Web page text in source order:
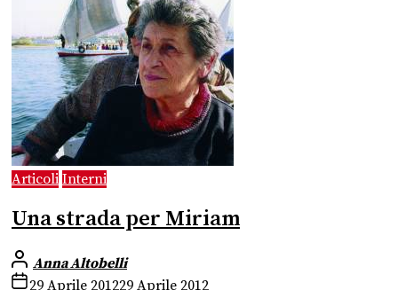
Articoli Interni
Una strada per Miriam
Anna Altobelli
29 Aprile 201229 Aprile 2012